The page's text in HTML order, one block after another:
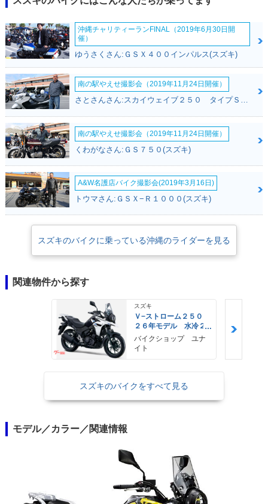
が追加されたことにあった。ただし、ABSの有無が選べたのは、2019-20
年モデルの2年間のみで、ABSを搭載しないモデルは2020年モデル限りで
生産終了となった。2023年モデルで平成32年（令和2年）排出ガス規制を
クリアした。2026年モデルからは、ヘッドライトをハロゲン（H4）から
LEDに変更し、搭載していたABSユニットも変わった。
沖縄チャリティーランFINAL（2019年6月30日開
催）
ゆうさくさん:ＧＳＸ４００インパルス(スズキ)
南の駅やえせ撮影会（2019年11月24日開催）
さとさんさん:スカイウェイブ２５０ タイプＳ(スズキ)
南の駅やえせ撮影会（2019年11月24日開催）
くわがなさん:ＧＳ７５０(スズキ)
A&W名護店バイク撮影会(2019年3月16日)
トウマさん:ＧＳＸ−Ｒ１０００(スズキ)
スズキのバイクに乗っている沖縄のライダーを見る
関連物件から探す
スズキ
Ｖ−ストローム２５０
２６年モデル 水冷２
気筒エンジン ＬＥＤ
ヘッドライト標準装備
バイクショップ ユナ
イト
スズキのバイクをすべて見る
モデル／カラー／関連情報